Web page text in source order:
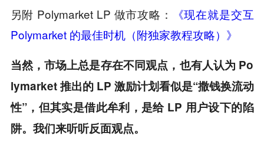
另附 Polymarket LP 做市攻略：
《现在就是交互
Polymarket 的最佳时机（附独家教程攻略）》
当然，市场上总是存在不同观点，也有人认为 Po
lymarket 推出的 LP 激励计划看似是“撒钱换流动
性”，但其实是借此牟利，是给 LP 用户设下的陷
阱。我们来听听反面观点。